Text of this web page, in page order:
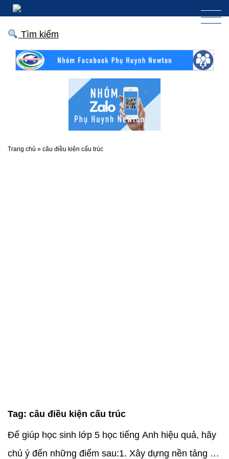
Tìm kiếm
Trang chủ » câu điều kiện cấu trúc
Tag: câu điều kiện cấu trúc
Để giúp học sinh lớp 5 học tiếng Anh hiệu quả, hãy
chú ý đến những điểm sau:1. Xây dựng nền tảng từ